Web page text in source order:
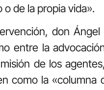
o de la propia vida».
don
entre la
de los
como la «columna